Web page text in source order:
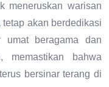
meneruskan warisan
akan berdedikasi
umat beragama dan
memastikan bahwa
bersinar terang di